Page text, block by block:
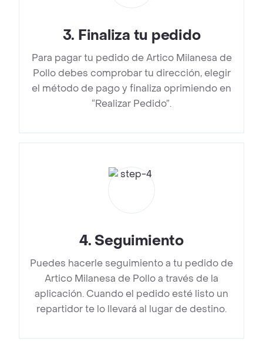
3. Finaliza tu pedido
Para pagar tu pedido de Artico Milanesa de
Pollo debes comprobar tu dirección, elegir
el método de pago y finaliza oprimiendo en
“Realizar Pedido”.
4. Seguimiento
Puedes hacerle seguimiento a tu pedido de
Artico Milanesa de Pollo a través de la
aplicación. Cuando el pedido esté listo un
repartidor te lo llevará al lugar de destino.